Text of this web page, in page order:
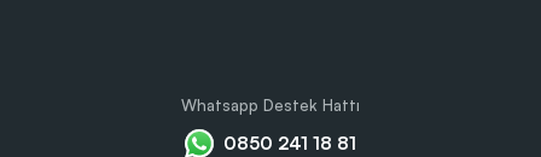
Whatsapp Destek Hattı
0850 241 18 81